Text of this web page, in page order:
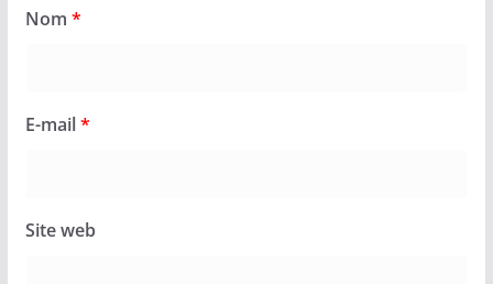
Nom *
E-mail*
Site web